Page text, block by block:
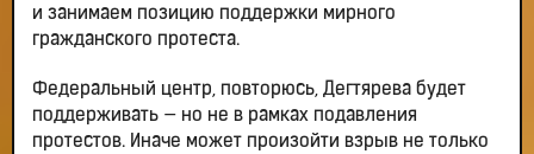
и занимаем позицию поддержки мирного
гражданского протеста.
Федеральный центр, повторюсь, Дегтярева будет
поддерживать — но не в рамках подавления
протестов. Иначе может произойти взрыв не только